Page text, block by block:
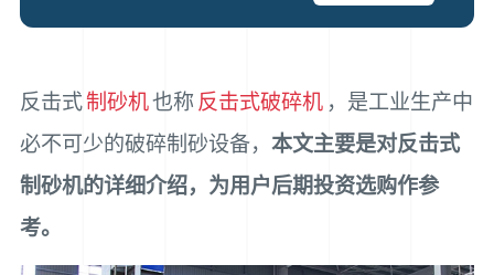
反击式制砂机也称 反击式破碎机 ，是工业生产中
必不可少的破碎制砂设备， 本文主要是对反击式
制砂机的详细介绍，为用户后期投资选购作参
考。